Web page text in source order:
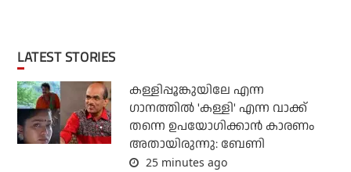
LATEST STORIES
കള്ളിപ്പൂങ്കുയിലേ എന്ന
ഗാനത്തിൽ 'കള്ളി' എന്ന വാക്ക്
തന്നെ ഉപയോഗിക്കാൻ കാരണം
അതായിരുന്നു: ബേണി
25 minutes ago